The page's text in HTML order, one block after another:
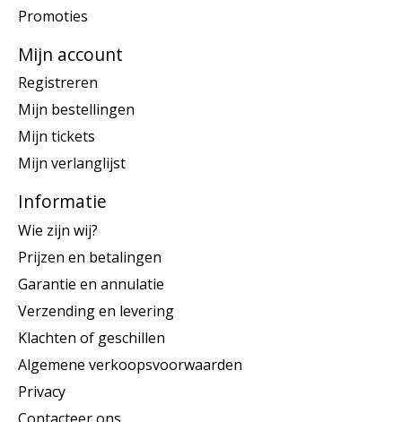
Promoties
Mijn account
Registreren
Mijn bestellingen
Mijn tickets
Mijn verlanglijst
Informatie
Wie zijn wij?
Prijzen en betalingen
Garantie en annulatie
Verzending en levering
Klachten of geschillen
Algemene verkoopsvoorwaarden
Privacy